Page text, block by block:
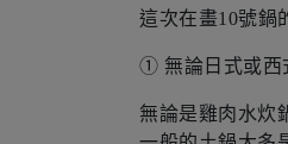
這次在畫10號鍋
① 無論日式或西
無論是雞肉水炊